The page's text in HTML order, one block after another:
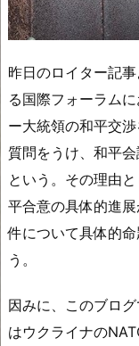
昨日のロイター記
る国際フォーラム
ー大統領の和平交
質問をうけ、和平
という。その理由
平合意の具体的進
件について具体的
う。
因みに、このブロ
はウクライナの